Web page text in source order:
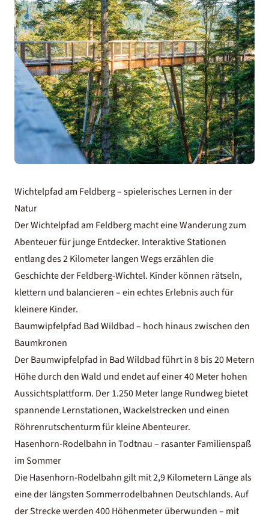
Wichtelpfad am Feldberg – spielerisches Lernen in der
Natur
Der Wichtelpfad am Feldberg macht eine Wanderung zum
Abenteuer für junge Entdecker. Interaktive Stationen
entlang des 2 Kilometer langen Wegs erzählen die
Geschichte der Feldberg-Wichtel. Kinder können rätseln,
klettern und balancieren – ein echtes Erlebnis auch für
kleinere Kinder.
Baumwipfelpfad Bad Wildbad – hoch hinaus zwischen den
Baumkronen
Der Baumwipfelpfad in Bad Wildbad führt in 8 bis 20 Metern
Höhe durch den Wald und endet auf einer 40 Meter hohen
Aussichtsplattform. Der 1.250 Meter lange Rundweg bietet
spannende Lernstationen, Wackelstrecken und einen
Röhrenrutschenturm für kleine Abenteurer.
Hasenhorn-Rodelbahn in Todtnau – rasanter Familienspaß
im Sommer
Die Hasenhorn-Rodelbahn gilt mit 2,9 Kilometern Länge als
eine der längsten Sommerrodelbahnen Deutschlands. Auf
der Strecke werden 400 Höhenmeter überwunden – mit